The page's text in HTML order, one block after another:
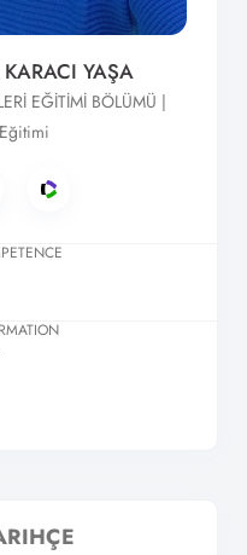
YAŞA
EĞİTİMİ BÖLÜMÜ |